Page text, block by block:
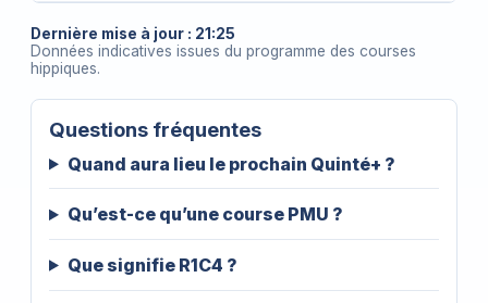
Dernière mise à jour : 21:25
Données indicatives issues du programme des courses
hippiques.
Questions fréquentes
Quand aura lieu le prochain Quinté+ ?
Qu’est-ce qu’une course PMU ?
Que signifie R1C4 ?